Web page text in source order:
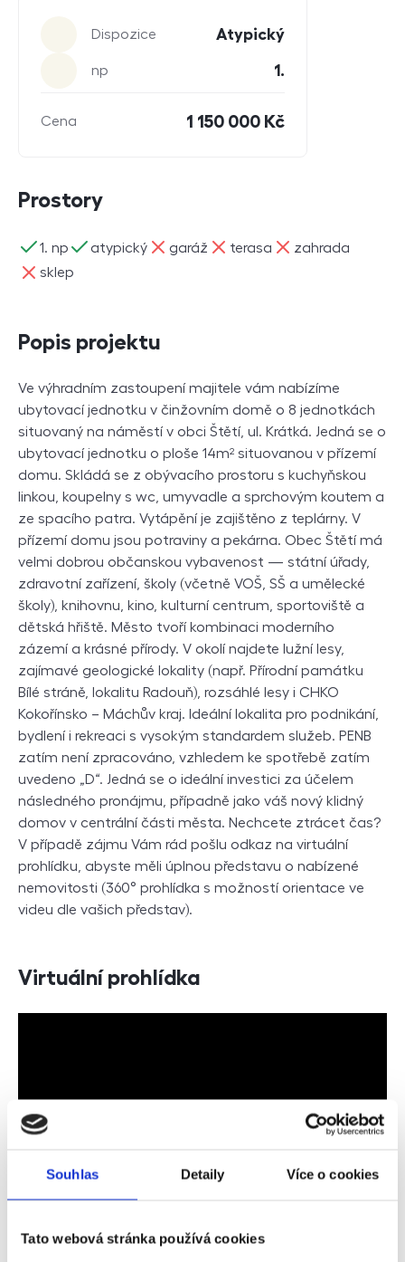
Souhlas Detaily Více o cookies
Tato webová stránka používá cookies
Dispozice Atypický
np 1.
Cena 1 150 000 Kč
Prostory
1. np
ano atypický
ano garáž
ne terasa
ne zahrada
ne
sklep
ne
Popis projektu
Ve výhradním zastoupení majitele vám nabízíme
ubytovací jednotku v činžovním domě o 8 jednotkách
situovaný na náměstí v obci Štětí, ul. Krátká. Jedná se o
ubytovací jednotku o ploše 14m² situovanou v přízemí
domu. Skládá se z obývacího prostoru s kuchyňskou
linkou, koupelny s wc, umyvadle a sprchovým koutem a
ze spacího patra. Vytápění je zajištěno z teplárny. V
přízemí domu jsou potraviny a pekárna. Obec Štětí má
velmi dobrou občanskou vybavenost — státní úřady,
zdravotní zařízení, školy (včetně VOŠ, SŠ a umělecké
školy), knihovnu, kino, kulturní centrum, sportoviště a
dětská hřiště. Město tvoří kombinaci moderního
zázemí a krásné přírody. V okolí najdete lužní lesy,
zajímavé geologické lokality (např. Přírodní památku
Bílé stráně, lokalitu Radouň), rozsáhlé lesy i CHKO
Kokořínsko – Máchův kraj. Ideální lokalita pro podnikání,
bydlení i rekreaci s vysokým standardem služeb. PENB
zatím není zpracováno, vzhledem ke spotřebě zatím
uvedeno „D“. Jedná se o ideální investici za účelem
následného pronájmu, případně jako váš nový klidný
domov v centrální části města. Nechcete ztrácet čas?
V případě zájmu Vám rád pošlu odkaz na virtuální
prohlídku, abyste měli úplnou představu o nabízené
nemovitosti (360° prohlídka s možností orientace ve
videu dle vašich představ).
Virtuální prohlídka
Poptávka